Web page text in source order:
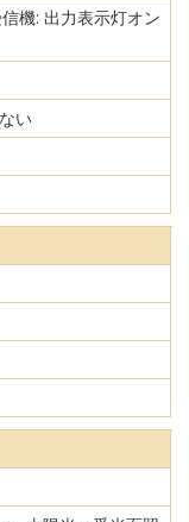
機: 出力表示灯オン
い